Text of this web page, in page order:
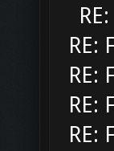
RE:
RE:
RE:
RE: